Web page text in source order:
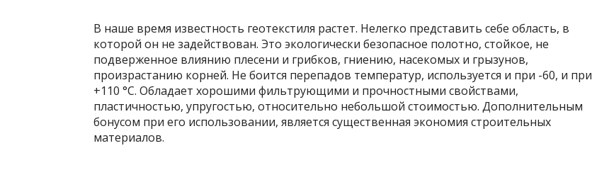
В наше время известность геотекстиля растет. Нелегко представить себе область, в
которой он не задействован. Это экологически безопасное полотно, стойкое, не
подверженное влиянию плесени и грибков, гниению, насекомых и грызунов,
произрастанию корней. Не боится перепадов температур, используется и при -60, и при
+110 °C. Обладает хорошими фильтрующими и прочностными свойствами,
пластичностью, упругостью, относительно небольшой стоимостью. Дополнительным
бонусом при его использовании, является существенная экономия строительных
материалов.